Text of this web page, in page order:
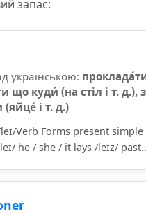
запас:
українською:
що куди́ (на стіл і т. д.),
(яйце́ і т. д.)
Verb Forms present
he / she / it lays /leɪz/